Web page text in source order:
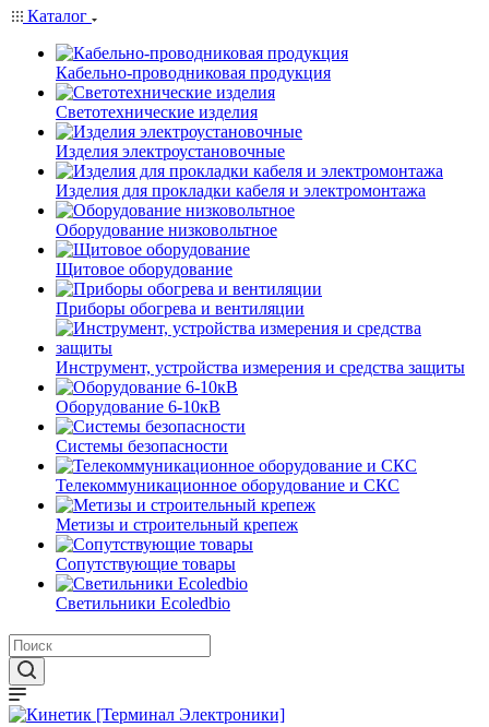
Каталог
Кабельно-проводниковая продукция
Светотехнические изделия
Изделия электроустановочные
Изделия для прокладки кабеля и электромонтажа
Оборудование низковольтное
Щитовое оборудование
Приборы обогрева и вентиляции
Инструмент, устройства измерения и средства защиты
Оборудование 6-10кВ
Системы безопасности
Телекоммуникационное оборудование и СКС
Метизы и строительный крепеж
Сопутствующие товары
Светильники Ecoledbio